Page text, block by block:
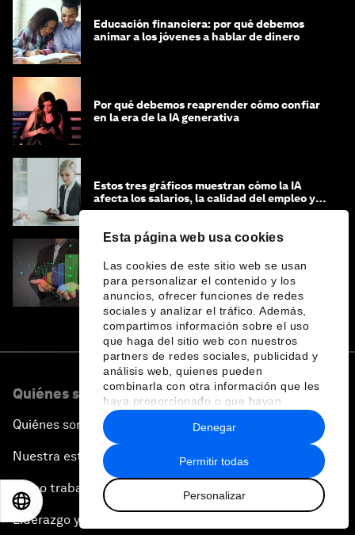
Esta página web usa cookies
Las cookies de este sitio web se usan
para personalizar el contenido y los
anuncios, ofrecer funciones de redes
sociales y analizar el tráfico. Además,
compartimos información sobre el uso
que haga del sitio web con nuestros
partners de redes sociales, publicidad y
análisis web, quienes pueden
combinarla con otra información que les
haya proporcionado o que hayan
recopilado a partir del uso que haya
hecho de sus servicios.
Permitir todas
Personalizar
Denegar
Educación financiera: por qué debemos
animar a los jóvenes a hablar de dinero
Por qué debemos reaprender cómo confiar
en la era de la IA generativa
Estos tres gráficos muestran cómo la IA
afecta los salarios, la calidad del empleo y
las decisiones de contratación
Brecha de percepción sobre IA: Cómo
asegurar que empleadores y trabajadores
estén preparados para la transformación
Quiénes somos
Quiénes somos
Nuestra estrategia
Cómo trabajamos
Liderazgo y gobernanza